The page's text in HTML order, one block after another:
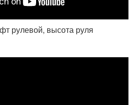
рулевой, высота руля